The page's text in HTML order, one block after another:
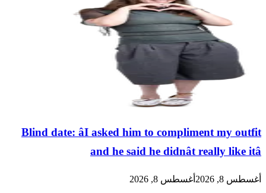
Blind date: âI asked him to compliment my outfit
and he said he didnât really like itâ
أغسطس 8, 2026 أغسطس 8, 2026